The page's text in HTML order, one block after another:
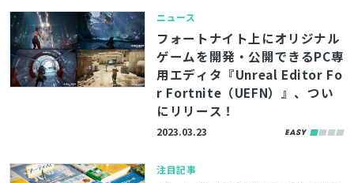
ニュース
フォートナイト上にオリジナル
ゲームを開発・公開できるPC専
用エディタ『Unreal Editor Fo
r Fortnite（UEFN）』、つい
にリリース！
2023.03.23
注目記事